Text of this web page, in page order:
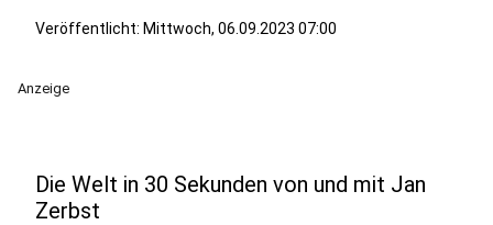
Veröffentlicht: Mittwoch, 06.09.2023 07:00
Anzeige
Die Welt in 30 Sekunden von und mit Jan
Zerbst